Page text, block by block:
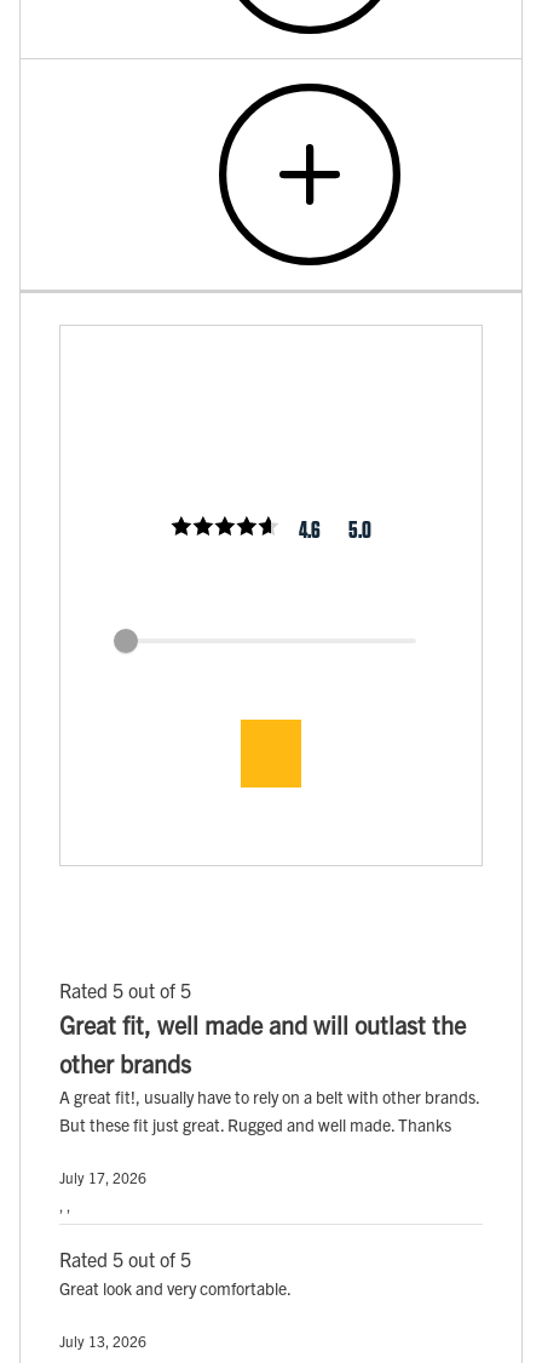
4.6 5.0
Rated 5 out of 5
Great fit, well made and will outlast the
other brands
A great fit!, usually have to rely on a belt with other brands.
But these fit just great. Rugged and well made. Thanks
July 17, 2026
Rated 5 out of 5
Great look and very comfortable.
July 13, 2026